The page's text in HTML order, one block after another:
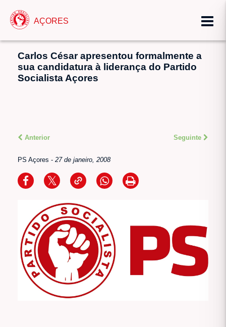
AÇORES
Carlos César apresentou formalmente a
sua candidatura à liderança do Partido
Socialista Açores
Anterior Seguinte
PS Açores - 27 de janeiro, 2008